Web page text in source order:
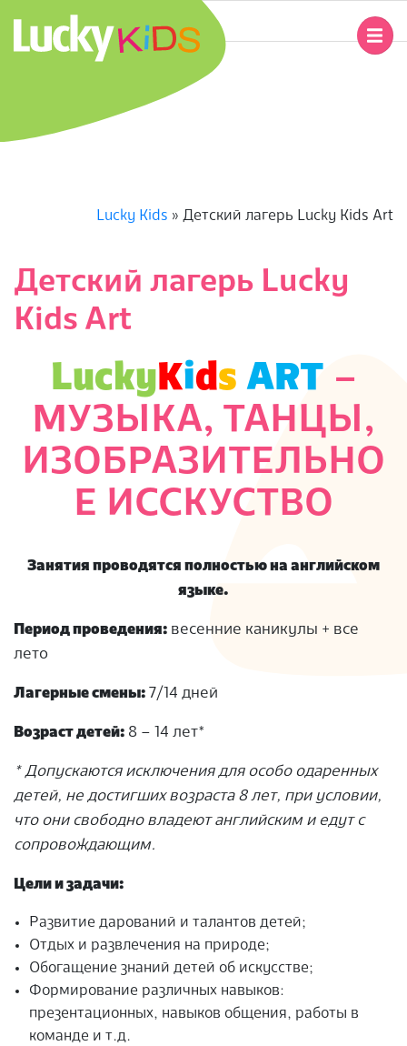
содержимому
U
Y
K
D
S
Главное
навигационное
Lucky Kids » Детский лагерь Lucky Kids Art
Детский лагерь Lucky
Kids Art
LuckyKids ART –
МУЗЫКА, ТАНЦЫ,
ИЗОБРАЗИТЕЛЬНО
Е ИССКУСТВО
Занятия проводятся полностью на английском
языке.
Период проведения: весенние каникулы + все
лето
Лагерные смены: 7/14 дней
Возраст детей: 8 – 14 лет*
* Допускаются исключения для особо одаренных
детей, не достигших возраста 8 лет, при условии,
что они свободно владеют английским и едут с
сопровождающим.
Цели и задачи:
Развитие дарований и талантов детей;
Отдых и развлечения на природе;
Обогащение знаний детей об искусстве;
Формирование различных навыков:
презентационных, навыков общения, работы в
команде и т.д.